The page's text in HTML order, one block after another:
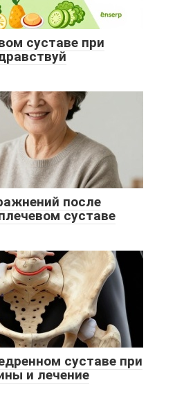
суставе при
после
суставе
суставе при
и лечение